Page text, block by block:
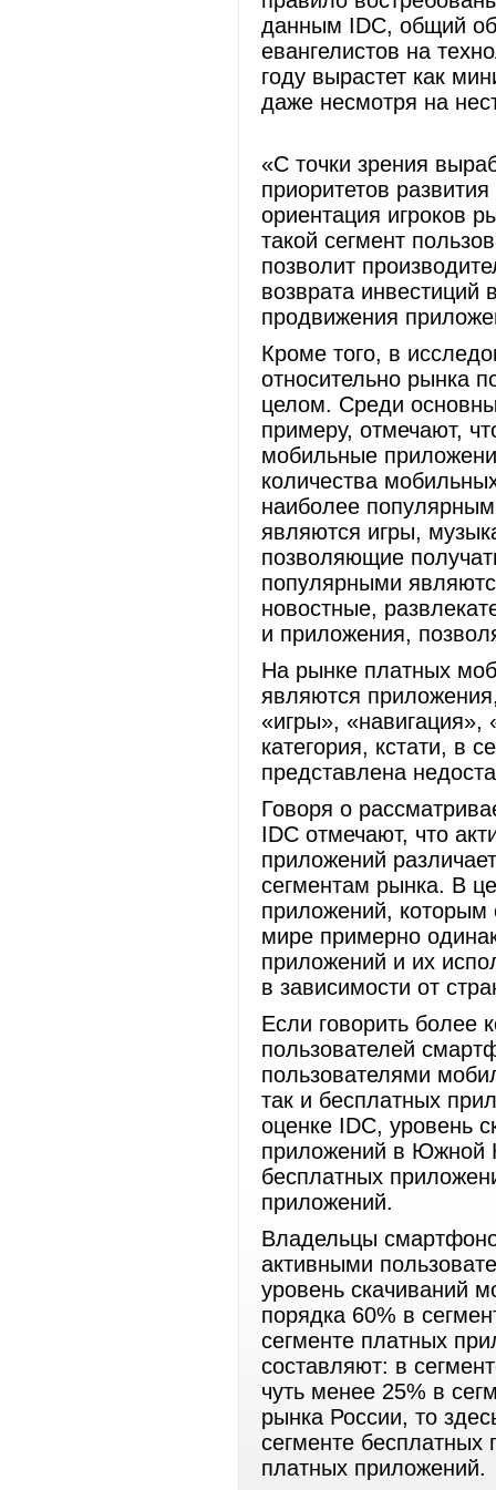
данным IDC, общий
евангелистов на
году вырастет как
даже несмотря на
«С точки зрения
приоритетов
ориентация игроков
такой сегмент
позволит
возврата инвестиций
продвижения
Кроме того, в
относительно рынка
целом. Среди
примеру, отмечают,
мобильные
количества
наиболее
являются игры,
позволяющие
популярными
новостные,
и приложения,
На рынке платных
являются
«игры», «навигация»,
категория, кстати, в
представлена
Говоря о
IDC отмечают, что
приложений
сегментам рынка. В
приложений, которым
мире примерно
приложений и их
в зависимости от
Если говорить более
пользователей
пользователями
так и бесплатных
оценке IDC, уровень
приложений в Южной
бесплатных
приложений.
Владельцы
активными
уровень скачиваний
порядка 60% в
сегменте платных
составляют: в
чуть менее 25% в
рынка России, то
сегменте
платных приложений.